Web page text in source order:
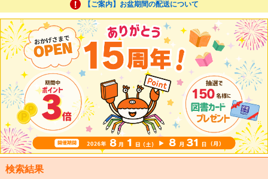
【ご案内】お盆期間の配送について
検索結果